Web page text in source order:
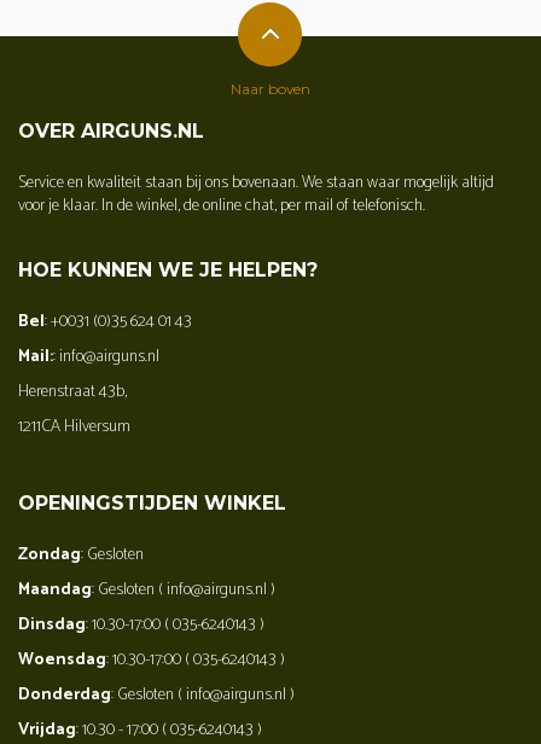
OVER AIRGUNS.NL
Service en kwaliteit staan bij ons bovenaan. We staan waar mogelijk altijd
voor je klaar. In de winkel, de online chat, per mail of telefonisch.
HOE KUNNEN WE JE HELPEN?
Bel: +0031 (0)35 624 01 43
Mail:: info@airguns.nl
Herenstraat 43b,
1211CA Hilversum
OPENINGSTIJDEN WINKEL
Zondag: Gesloten
Maandag: Gesloten ( info@airguns.nl )
Dinsdag: 10.30-17:00 ( 035-6240143 )
Woensdag: 10.30-17:00 ( 035-6240143 )
Donderdag: Gesloten ( info@airguns.nl )
Vrijdag: 10.30 - 17:00 ( 035-6240143 )
Naar boven